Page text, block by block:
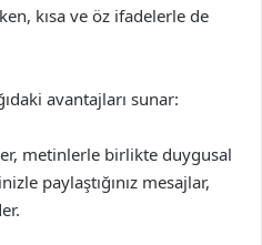
kısa ve öz ifadelerle de
avantajları sunar:
metinlerle birlikte duygusal
paylaştığınız mesajlar,